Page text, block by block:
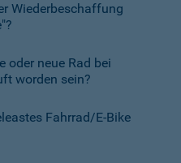
Wiederbeschaffung
oder neue Rad bei
worden sein?
Fahrrad/E-Bike